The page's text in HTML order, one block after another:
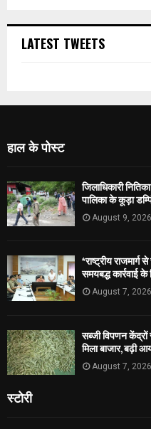
LATEST TWEETS
हाल के पोस्ट
जिलाधिकारी
पालिका के कूड़ा
August 9, 2026
*राष्ट्रीय राजमार्ग
समयबद्ध कार्रवाई के
August 7, 2026
सब्जी विपणन केंद्रों
मिला बाजार, बढ़ी
August 7, 2026
स्टोरी